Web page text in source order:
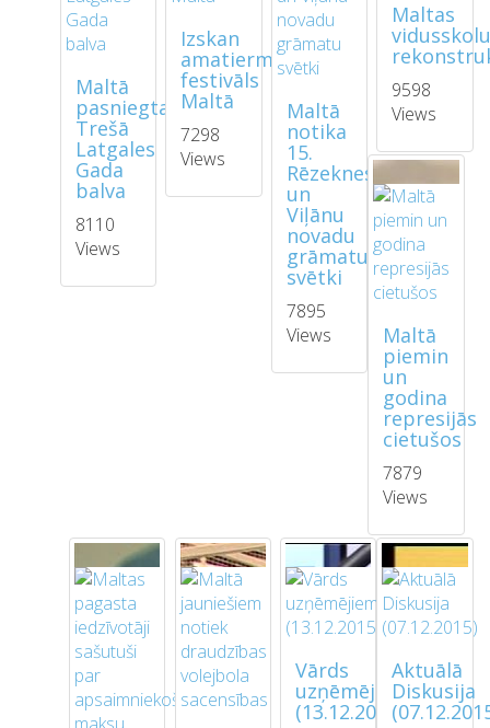
Maltā
pasniegta
Trešā
Latgales
Gada
balva
8110
Views
Izskan
amatiermākslas
festivāls
Maltā
7298
Views
Maltā
notika
15.
Rēzeknes
un
Viļānu
novadu
grāmatu
svētki
7895
Views
Maltas
9598
Views
Maltā
piemin
un
godina
represijās
cietušos
7879
Views
Vārds
uzņēmējiem
(13.12.2015)
Aktuālā
Diskusija